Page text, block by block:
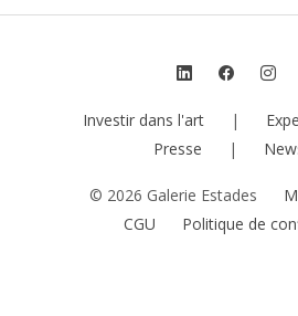
Investir dans l'art |
Presse
|
© 2026 Galerie Estades
CGU
Politique de